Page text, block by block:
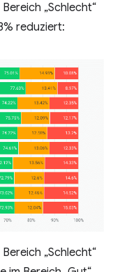
„Schlecht“
reduziert:
„Schlecht“